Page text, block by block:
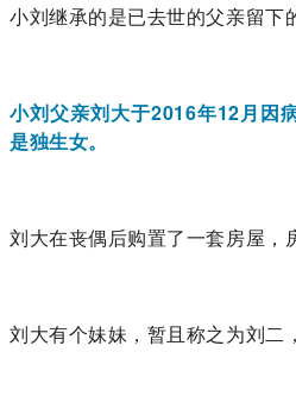
小刘继承的是已去世的父亲留下
小刘父亲刘大于2016年12月因
是独生女。
刘大在丧偶后购置了一套房屋，
刘大有个妹妹，暂且称之为刘二